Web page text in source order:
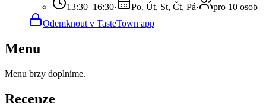
13:30–16:30· Po, Út, St, Čt, Pá·
pro 10 osob
Odemknout v TasteTown app
Menu
Menu brzy doplníme.
Recenze